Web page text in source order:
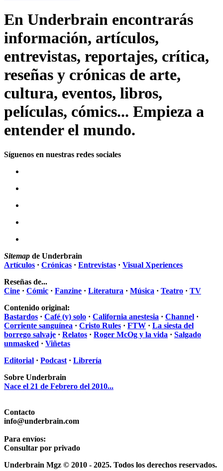
En Underbrain encontrarás
información, artículos,
entrevistas, reportajes, crítica,
reseñas y crónicas de arte,
cultura, eventos, libros,
películas, cómics... Empieza a
entender el mundo.
Síguenos en nuestras redes sociales
Sitemap de Underbrain
Artículos · Crónicas · Entrevistas · Visual Xperiences
Reseñas de...
Cine · Cómic · Fanzine · Literatura · Música · Teatro · TV
Contenido original:
Bastardos · Café (y) solo · California anestesia · Channel ·
Corriente sanguínea · Cristo Rules · FTW · La siesta del
borrego salvaje · Relatos · Roger McOg y la vida · Salgado
unmasked · Viñetas
Editorial · Podcast · Librería
Sobre Underbrain
Nace el 21 de Febrero del 2010...
Contacto
info@underbrain.com
Para envíos:
Consultar por privado
Underbrain Mgz © 2010 - 2025. Todos los derechos reservados.